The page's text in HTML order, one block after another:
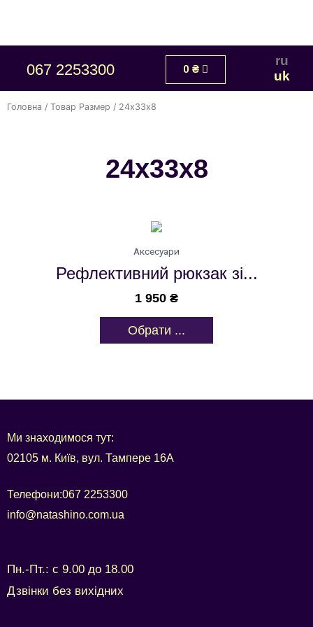
067 2253300 0 ₴
ru
uk
Головна / Товар Размер / 24х33х8
24х33х8
Аксесуари
Рефлективний рюкзак зі...
1 950 ₴
Обрати ...
Ми знаходимося тут:
02105 м. Київ, вул. Тампере 16А
Телефони:067 2253300
info@natashino.com.ua
Пн.-Пт.: с 9.00 до 18.00
Дзвінки без вихідних